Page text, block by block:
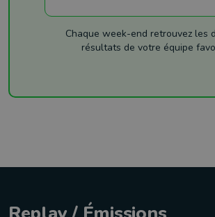
Chaque week-end retrouvez les
résultats de votre équipe